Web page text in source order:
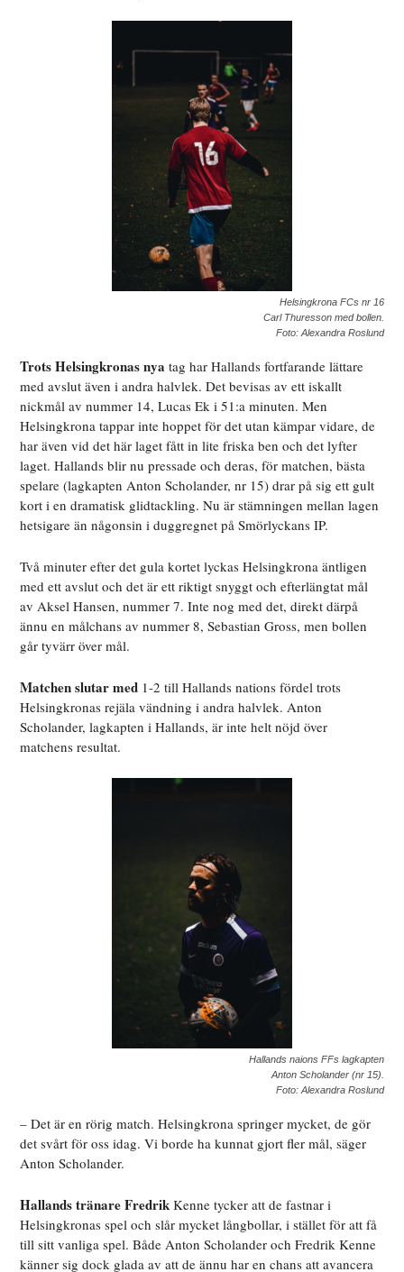
Helsingkrona FCs nr 16
Carl Thuresson med bollen.
Foto: Alexandra Roslund
Trots Helsingkronas nya tag har Hallands fortfarande lättare
med avslut även i andra halvlek. Det bevisas av ett iskallt
nickmål av nummer 14, Lucas Ek i 51:a minuten. Men
Helsingkrona tappar inte hoppet för det utan kämpar vidare, de
har även vid det här laget fått in lite friska ben och det lyfter
laget. Hallands blir nu pressade och deras, för matchen, bästa
spelare (lagkapten Anton Scholander, nr 15) drar på sig ett gult
kort i en dramatisk glidtackling. Nu är stämningen mellan lagen
hetsigare än någonsin i duggregnet på Smörlyckans IP.
Två minuter efter det gula kortet lyckas Helsingkrona äntligen
med ett avslut och det är ett riktigt snyggt och efterlängtat mål
av Aksel Hansen, nummer 7. Inte nog med det, direkt därpå
ännu en målchans av nummer 8, Sebastian Gross, men bollen
går tyvärr över mål.
Matchen slutar med 1-2 till Hallands nations fördel trots
Helsingkronas rejäla vändning i andra halvlek. Anton
Scholander, lagkapten i Hallands, är inte helt nöjd över
matchens resultat.
Hallands naions FFs lagkapten
Anton Scholander (nr 15).
Foto: Alexandra Roslund
– Det är en rörig match. Helsingkrona springer mycket, de gör
det svårt för oss idag. Vi borde ha kunnat gjort fler mål, säger
Anton Scholander.
Hallands tränare FredrikKenne tycker att de fastnar i
Helsingkronas spel och slår mycket långbollar, i stället för att få
till sitt vanliga spel. Både Anton Scholander och Fredrik Kenne
känner sig dock glada av att de ännu har en chans att avancera